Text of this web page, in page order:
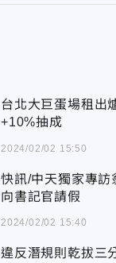
台北大巨蛋場租出
+10%抽成
2024/02/02 15:50
快訊/中天獨家專
向書記官請假
2024/02/02 15:40
違反潛規則乾拔三